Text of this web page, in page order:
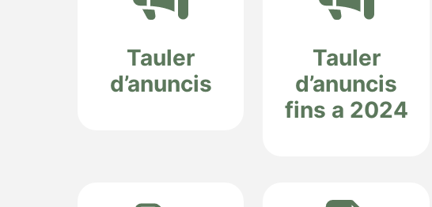
Tauler
d’anuncis
Tauler
d’anuncis
fins a 2024